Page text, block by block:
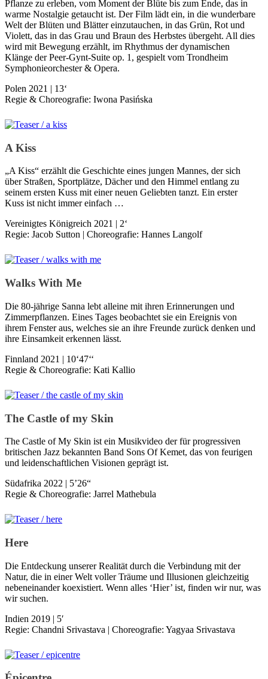
Pflanze zu erleben, vom Moment der Blüte bis zum Ende, das in
warme Nostalgie getaucht ist. Der Film lädt ein, in die wunderbare
Welt der Blüten und Blätter einzutauchen, in das Grün, Rot und
Violett, das in das Grau und Braun des Herbstes übergeht. All dies
wird mit Bewegung erzählt, im Rhythmus der dynamischen
Klänge der Peer-Gynt-Suite op. 1, gespielt vom Trondheim
Symphonieorchester & Opera.
Polen 2021 | 13‘
Regie & Choreografie: Iwona Pasińska
A Kiss
„A Kiss“ erzählt die Geschichte eines jungen Mannes, der sich
über Straßen, Sportplätze, Dächer und den Himmel entlang zu
seinem ersten Kuss mit einer neuen Geliebten tanzt. Ein erster
Kuss ist nicht immer einfach …
Vereinigtes Königreich 2021 | 2‘
Regie: Jacob Sutton | Choreografie: Hannes Langolf
Walks With Me
Die 80-jährige Sanna lebt alleine mit ihren Erinnerungen und
Zimmerpflanzen. Eines Tages beobachtet sie ein Ereignis von
ihrem Fenster aus, welches sie an ihre Freunde zurück denken und
ihre Einsamkeit erkennen lässt.
Finnland 2021 | 10‘47‘‘
Regie & Choreografie: Kati Kallio
The Castle of my Skin
The Castle of My Skin ist ein Musikvideo der für progressiven
britischen Jazz bekannten Band Sons Of Kemet, das von feurigen
und leidenschaftlichen Visionen geprägt ist.
Südafrika 2022 | 5’26“
Regie & Choreografie: Jarrel Mathebula
Here
Die Entdeckung unserer Realität durch die Verbindung mit der
Natur, die in einer Welt voller Träume und Illusionen gleichzeitig
nebeneinander koexistiert. Wenn alles ‘Hier’ ist, finden wir nur, was
wir suchen.
Indien 2019 | 5′
Regie: Chandni Srivastava | Choreografie: Yagyaa Srivastava